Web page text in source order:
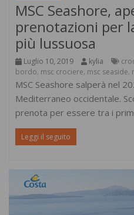
MSC Seashore,
prenotazioni per
più lussuosa
Luglio 10, 2019 kylia
bordo, msc crociere, msc seaside,
MSC Seashore salperà nel
Mediterraneo occidentale.
prenota per essere tra i
Leggi il seguito